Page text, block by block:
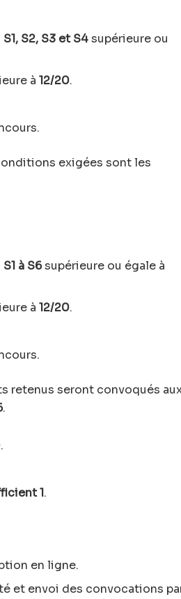
S1, S2, S3 et S4supérieure ou
à12/20.
exigées sont les
S1 à S6supérieure ou égale à
à12/20.
retenus seront convoqués
.
.
1.
en ligne.
et envoi des convocations